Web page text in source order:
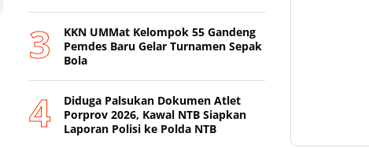
KKN UMMat Kelompok 55 Gandeng
Pemdes Baru Gelar Turnamen Sepak
Bola
Diduga Palsukan Dokumen Atlet
Porprov 2026, Kawal NTB Siapkan
Laporan Polisi ke Polda NTB